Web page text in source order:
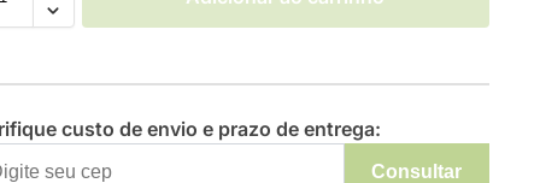
custo de envio e prazo de entrega:
Consultar